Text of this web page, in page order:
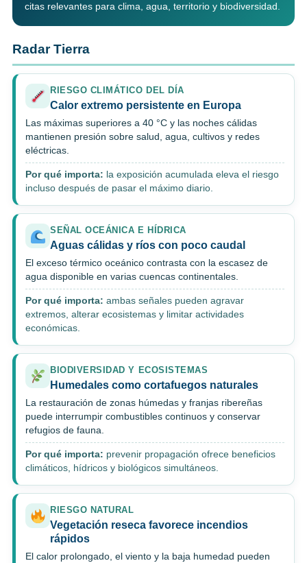
citas relevantes para clima, agua, territorio y biodiversidad.
Radar Tierra
RIESGO CLIMÁTICO DEL DÍA
Calor extremo persistente en Europa
Las máximas superiores a 40 °C y las noches cálidas
mantienen presión sobre salud, agua, cultivos y redes
eléctricas.
Por qué importa: la exposición acumulada eleva el riesgo
incluso después de pasar el máximo diario.
SEÑAL OCEÁNICA E HÍDRICA
Aguas cálidas y ríos con poco caudal
El exceso térmico oceánico contrasta con la escasez de
agua disponible en varias cuencas continentales.
Por qué importa: ambas señales pueden agravar
extremos, alterar ecosistemas y limitar actividades
económicas.
BIODIVERSIDAD Y ECOSISTEMAS
Humedales como cortafuegos naturales
La restauración de zonas húmedas y franjas ribereñas
puede interrumpir combustibles continuos y conservar
refugios de fauna.
Por qué importa: prevenir propagación ofrece beneficios
climáticos, hídricos y biológicos simultáneos.
RIESGO NATURAL
Vegetación reseca favorece incendios
rápidos
El calor prolongado, el viento y la baja humedad pueden